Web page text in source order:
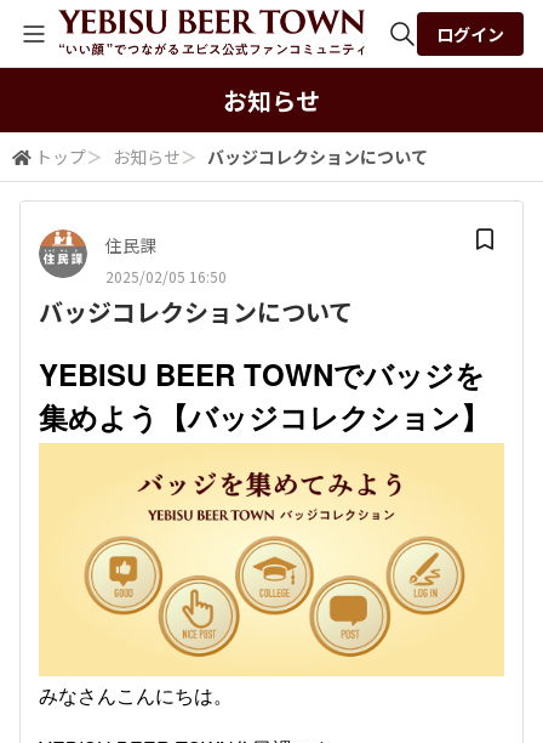
検索
ログイン
お知らせ
トップ＞ お知らせ＞ バッジコレクションについて
住民課
2025/02/05 16:50
バッジコレクションについて
YEBISU BEER TOWNでバッジを
集めよう【バッジコレクション】
みなさんこんにちは。